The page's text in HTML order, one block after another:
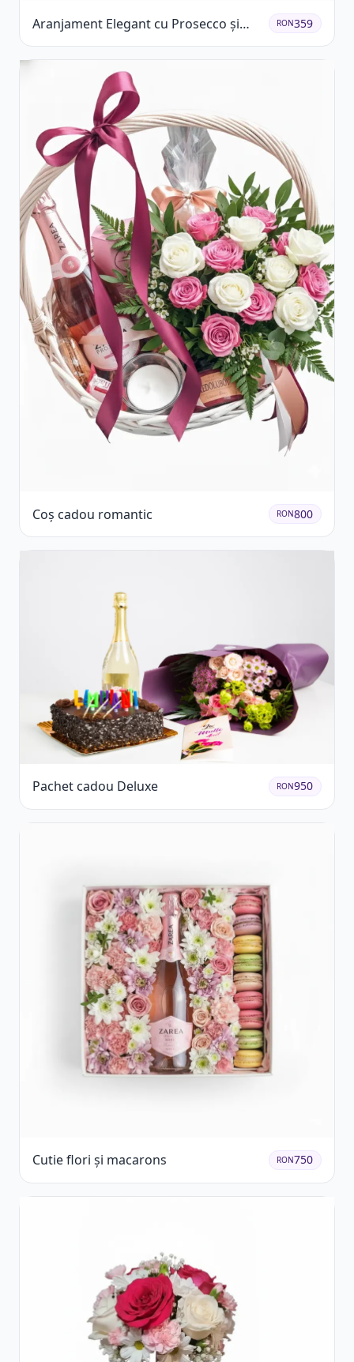
Aranjament Elegant cu Prosecco și
Flori Galbene.
RON359
Coș cadou romantic RON800
Pachet cadou Deluxe RON950
Cutie flori și macarons RON750